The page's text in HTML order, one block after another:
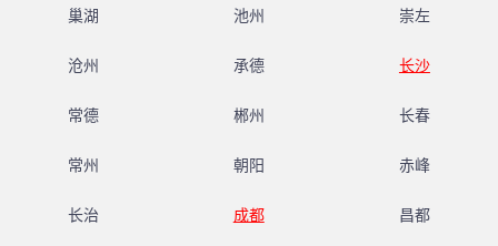
巢湖 池州 崇左
沧州 承德 长沙
常德 郴州 长春
常州 朝阳 赤峰
长治 成都 昌都